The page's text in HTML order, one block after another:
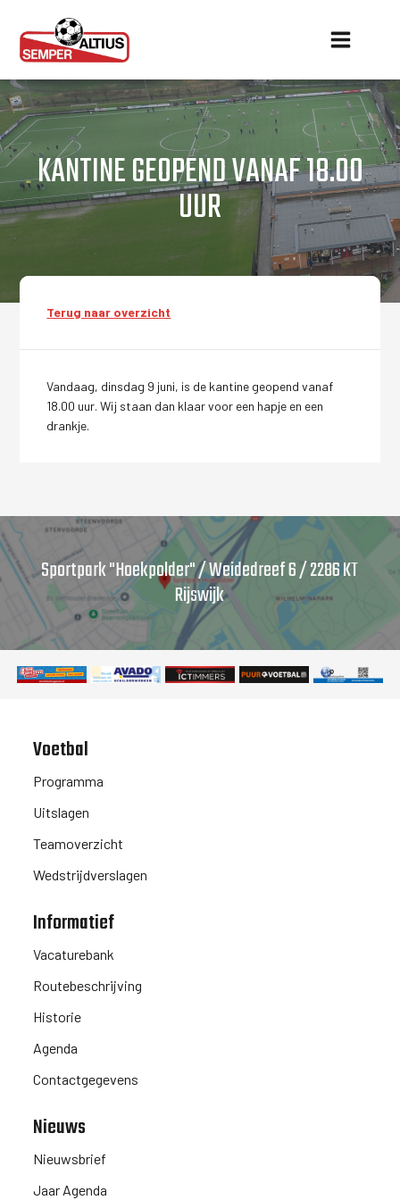
KANTINE GEOPEND VANAF 18.00
UUR
Terug naar overzicht
Vandaag, dinsdag 9 juni, is de kantine geopend vanaf
18.00 uur. Wij staan dan klaar voor een hapje en een
drankje.
Sportpark "Hoekpolder" / Weidedreef 6 / 2286 KT
Rijswijk
Voetbal
Programma
Uitslagen
Teamoverzicht
Wedstrijdverslagen
Informatief
Vacaturebank
Routebeschrijving
Historie
Agenda
Contactgegevens
Nieuws
Nieuwsbrief
Jaar Agenda